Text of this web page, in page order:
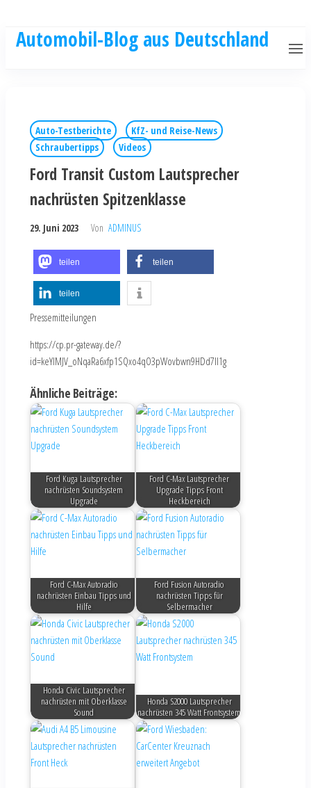
Automobil-Blog aus Deutschland
Auto-Testberichte
KfZ- und Reise-News
Schraubertipps
Videos
Ford Transit Custom Lautsprecher
nachrüsten Spitzenklasse
29. Juni 2023 Von ADMINUS
teilen teilen
teilen
Pressemitteilungen
https://cp.pr-gateway.de/?
id=keYlMJV_oNqaRa6xfp1SQxo4qO3pWovbwn9HDd7Il1g
Ähnliche Beiträge:
Ford Kuga Lautsprecher
nachrüsten Soundsystem
Upgrade
Ford C-Max Lautsprecher
Upgrade Tipps Front
Heckbereich
Ford C-Max Autoradio
nachrüsten Einbau Tipps und
Hilfe
Ford Fusion Autoradio
nachrüsten Tipps für
Selbermacher
Honda Civic Lautsprecher
nachrüsten mit Oberklasse
Sound
Honda S2000 Lautsprecher
nachrüsten 345 Watt Frontsystem